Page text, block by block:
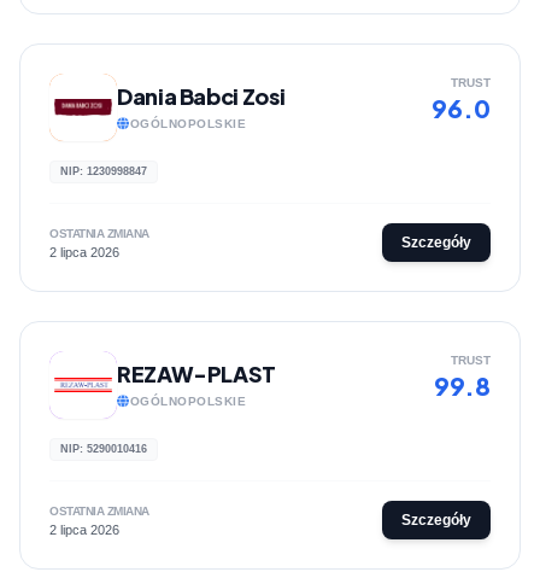
Dania Babci Zosi
OGÓLNOPOLSKIE
TRUST
96.0
NIP: 1230998847
OSTATNIA ZMIANA
2 lipca 2026
Szczegóły
REZAW-PLAST
OGÓLNOPOLSKIE
TRUST
99.8
NIP: 5290010416
OSTATNIA ZMIANA
2 lipca 2026
Szczegóły